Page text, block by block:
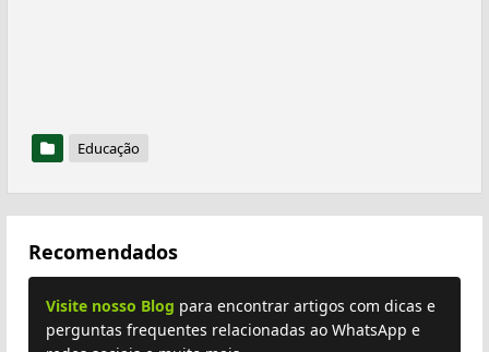
Educação
Recomendados
Visite nosso Blog para encontrar artigos com dicas e
perguntas frequentes relacionadas ao WhatsApp e